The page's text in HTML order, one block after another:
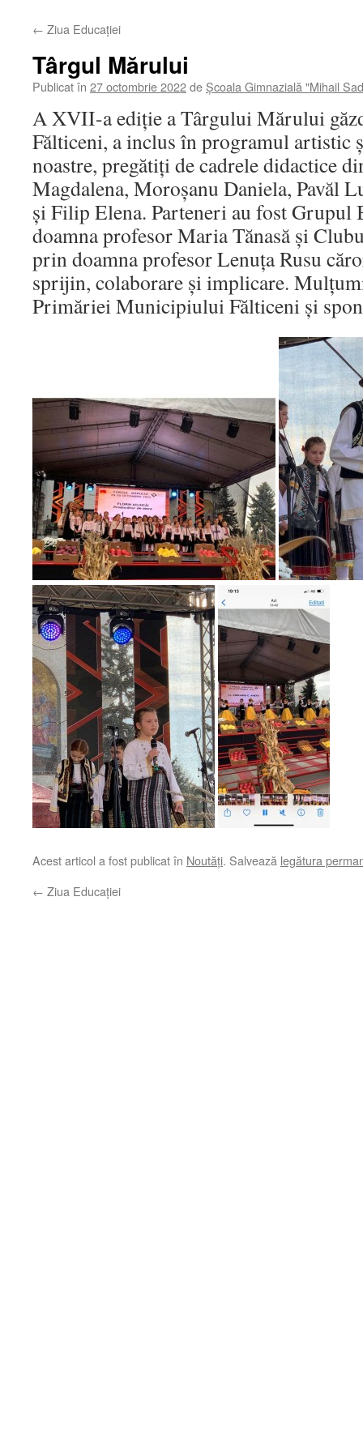
← Ziua Educației
Târgul Mărului
Publicat în 27 octombrie 2022de Școala Gimnazială "Mihail
A XVII-a ediție a Târgului Mărului
Fălticeni, a inclus în programul artistic
noastre, pregătiți de cadrele didactice
Magdalena, Moroșanu Daniela, Pavăl
și Filip Elena. Parteneri au fost Grupul
doamna profesor Maria Tănasă și
prin doamna profesor Lenuța Rusu
sprijin, colaborare și implicare.
Primăriei Municipiului Fălticeni și
Acest articol a fost publicat în Noutăți. Salvează legătura
← Ziua Educației